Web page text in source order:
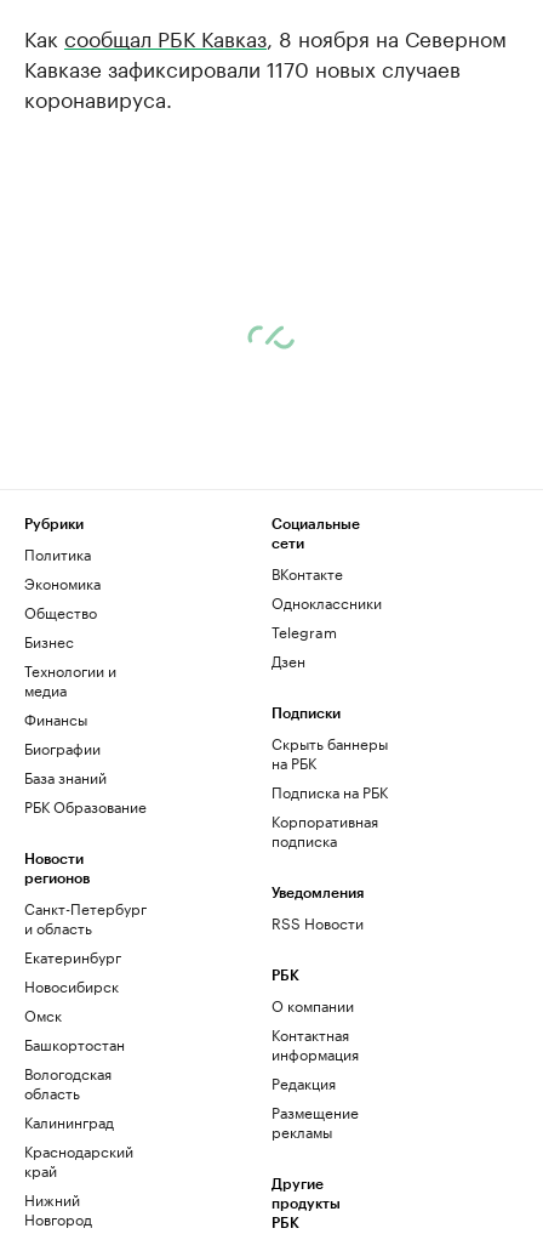
Как сообщал РБК Кавказ, 8 ноября на Северном
Кавказе зафиксировали 1170 новых случаев
коронавируса.
Рубрики
Политика
Экономика
Общество
Бизнес
Технологии и
медиа
Финансы
Биографии
База знаний
РБК Образование
Новости
регионов
Санкт-Петербург
и область
Екатеринбург
Новосибирск
Омск
Башкортостан
Вологодская
область
Калининград
Краснодарский
край
Нижний
Новгород
Социальные
сети
ВКонтакте
Одноклассники
Telegram
Дзен
Подписки
Скрыть баннеры
на РБК
Подписка на РБК
Корпоративная
подписка
Уведомления
RSS Новости
РБК
О компании
Контактная
информация
Редакция
Размещение
рекламы
Другие
продукты
РБК